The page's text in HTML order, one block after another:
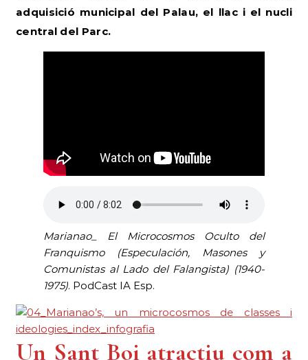
adquisició municipal del Palau, el llac i el nucli
central del Parc.
Marianao_ El Microcosmos Oculto del
Franquismo (Especulación, Masones y
Comunistas al Lado del Falangista) (1940-
1975). PodCast IA Esp.
Un Sant Boi atractiu com a